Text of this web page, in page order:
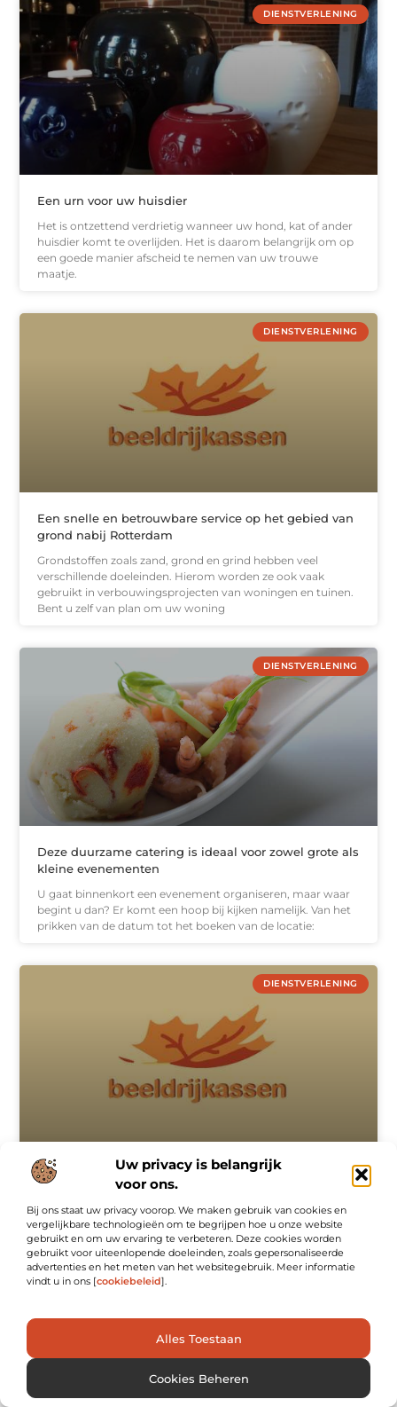
Uw privacy is belangrijk
voor ons.
Bij ons staat uw privacy voorop. We maken gebruik van cookies en
vergelijkbare technologieën om te begrijpen hoe u onze website
gebruikt en om uw ervaring te verbeteren. Deze cookies worden
gebruikt voor uiteenlopende doeleinden, zoals gepersonaliseerde
advertenties en het meten van het websitegebruik. Meer informatie
vindt u in ons [cookiebeleid].
Alles Toestaan
Cookies Beheren
DIENSTVERLENING
Een urn voor uw huisdier
Het is ontzettend verdrietig wanneer uw hond, kat of ander
huisdier komt te overlijden. Het is daarom belangrijk om op
een goede manier afscheid te nemen van uw trouwe
maatje.
DIENSTVERLENING
Een snelle en betrouwbare service op het gebied van
grond nabij Rotterdam
Grondstoffen zoals zand, grond en grind hebben veel
verschillende doeleinden. Hierom worden ze ook vaak
gebruikt in verbouwingsprojecten van woningen en tuinen.
Bent u zelf van plan om uw woning
DIENSTVERLENING
Deze duurzame catering is ideaal voor zowel grote als
kleine evenementen
U gaat binnenkort een evenement organiseren, maar waar
begint u dan? Er komt een hoop bij kijken namelijk. Van het
prikken van de datum tot het boeken van de locatie:
DIENSTVERLENING
Voordelen van architectonisch beton in de keuken
dat wordt gebruikt voor de bouw van bruggen of
gebouwen. De kenmerken die onmiddellijk bij me opkomen
zijn: onaantrekkelijk, zwaar en grijs. De